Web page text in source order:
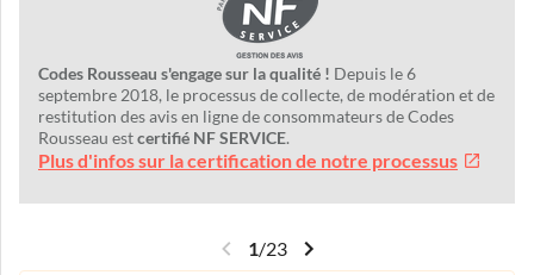
Codes Rousseau s'engage sur la qualité ! Depuis le 6
septembre 2018, le processus de collecte, de modération et de
restitution des avis en ligne de consommateurs de Codes
Rousseau estcertifié NF SERVICE.
Plus d'infos sur la certification de notre processus
1/23